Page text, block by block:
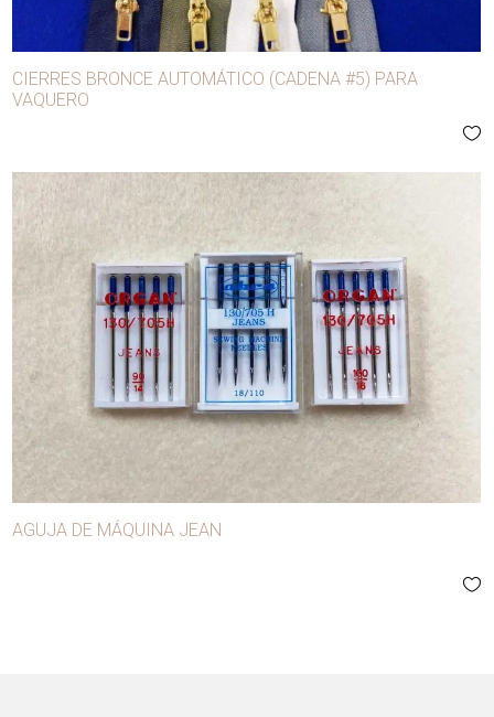
CIERRES BRONCE AUTOMÁTICO (CADENA #5) PARA
VAQUERO
AGUJA DE MÁQUINA JEAN